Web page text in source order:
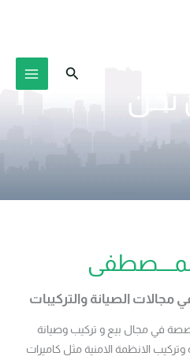
البحث
الصيانة والتركيبات
في مجال بيع و تركيب وصيانة
الانظمة الامنية مثل كاميرات